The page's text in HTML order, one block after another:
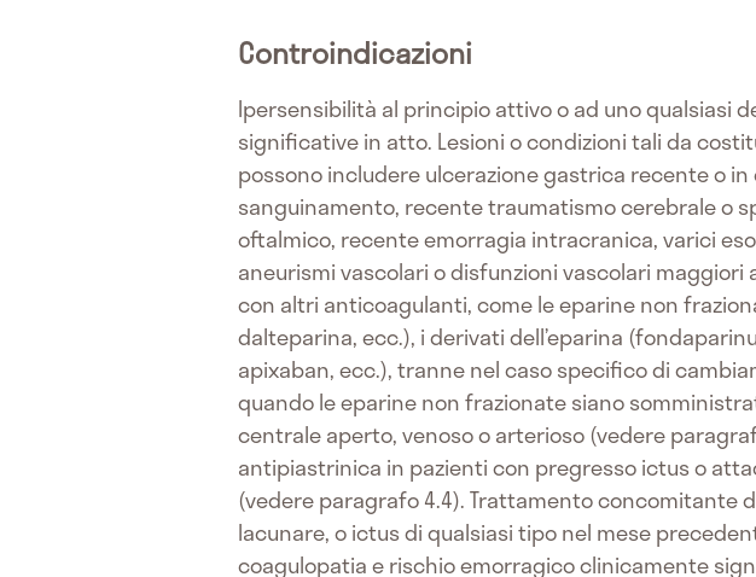
Controindicazioni
Ipersensibilità al principio attivo o ad uno qualsiasi
significative in atto. Lesioni o condizioni tali da
possono includere ulcerazione gastrica recente o
sanguinamento, recente traumatismo cerebrale o
oftalmico, recente emorragia intracranica, varici
aneurismi vascolari o disfunzioni vascolari
con altri anticoagulanti, come le eparine non
dalteparina, ecc.), i derivati dell’eparina
apixaban, ecc.), tranne nel caso specifico di
quando le eparine non frazionate siano
centrale aperto, venoso o arterioso (vedere
antipiastrinica in pazienti con pregresso ictus o
(vedere paragrafo 4.4). Trattamento concomitante
lacunare, o ictus di qualsiasi tipo nel mese
coagulopatia e rischio emorragico clinicamente